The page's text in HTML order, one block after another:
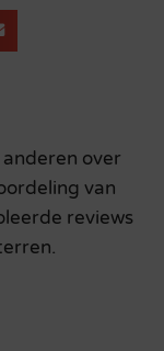
over
van
reviews